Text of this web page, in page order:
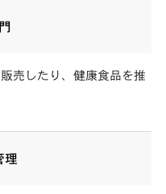
売したり、健康食品を推
理